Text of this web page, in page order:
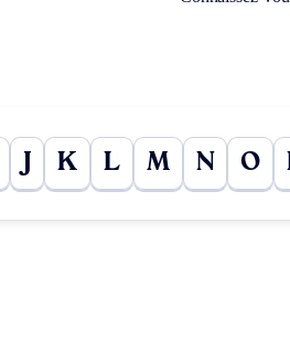
K L M N O